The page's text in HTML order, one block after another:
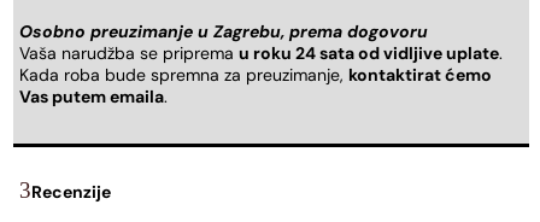
Osobno preuzimanje u Zagrebu, prema dogovoru
Vaša narudžba se priprema u roku 24 sata od vidljive uplate.
Kada roba bude spremna za preuzimanje, kontaktirat ćemo
Vas putem emaila.
Recenzije